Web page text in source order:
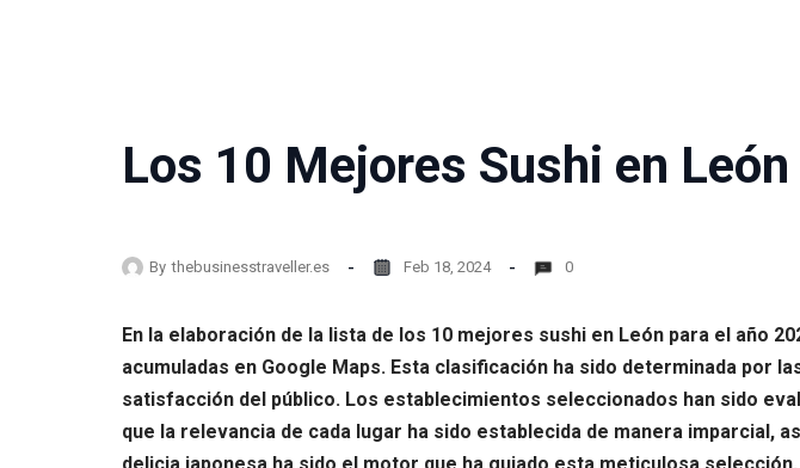
Los 10 Mejores Sushi en León
By thebusinesstraveller.es Feb 18, 2024 0
En la elaboración de la lista de los 10 mejores sushi en León para el año
acumuladas en Google Maps. Esta clasificación ha sido determinada por
satisfacción del público. Los establecimientos seleccionados han sido
que la relevancia de cada lugar ha sido establecida de manera imparcial,